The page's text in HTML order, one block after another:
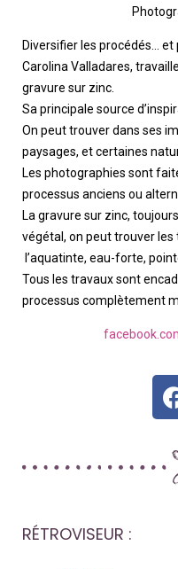
Diversifier les procédés… et
Carolina Valladares,
gravure sur zinc.
Sa principale source
On peut trouver dans ses
paysages, et certaines
Les photographies sont
processus anciens ou
La gravure sur zinc,
végétal, on peut trouver
l’aquatinte, eau-forte,
Tous les travaux sont
processus complètement
RÉTROVISEUR :